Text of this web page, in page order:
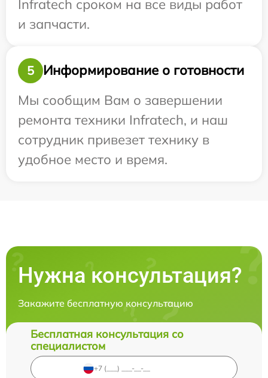
Infratech сроком на все виды работ
и запчасти.
5
Информирование о готовности
Мы сообщим Вам о завершении
ремонта техники Infratech, и наш
сотрудник привезет технику в
удобное место и время.
Нужна консультация?
Закажите бесплатную консультацию
Бесплатная консультация со
специалистом